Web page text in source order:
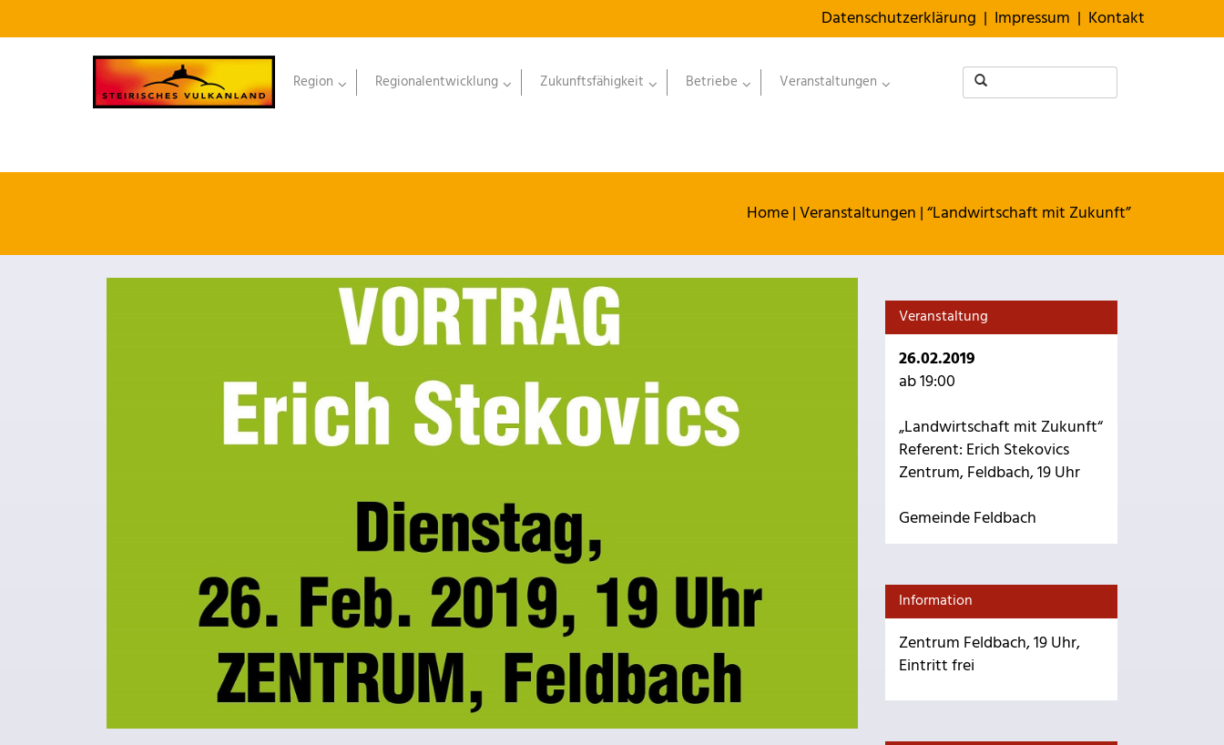
Datenschutzerklärung | Impressum | Kontakt
Region Regionalentwicklung Zukunftsfähigkeit Betriebe Veranstaltungen
Home|Veranstaltungen |“Landwirtschaft mit Zukunft”
Veranstaltung
26.02.2019
ab 19:00
„Landwirtschaft mit Zukunft“
Referent: Erich Stekovics
Zentrum, Feldbach, 19 Uhr
Gemeinde Feldbach
Information
Zentrum Feldbach, 19 Uhr,
Eintritt frei